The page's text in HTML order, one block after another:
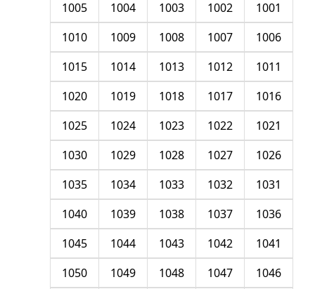
1001
1002
1003
1004
1005
1006
1007
1008
1009
1010
1011
1012
1013
1014
1015
1016
1017
1018
1019
1020
1021
1022
1023
1024
1025
1026
1027
1028
1029
1030
1031
1032
1033
1034
1035
1036
1037
1038
1039
1040
1041
1042
1043
1044
1045
1046
1047
1048
1049
1050